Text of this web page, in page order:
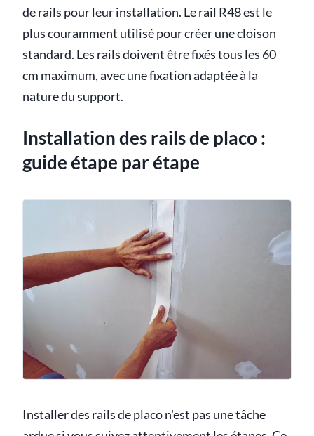
de rails pour leur installation. Le rail R48 est le
plus couramment utilisé pour créer une cloison
standard. Les rails doivent être fixés tous les 60
cm maximum, avec une fixation adaptée à la
nature du support.
Installation des rails de placo :
guide étape par étape
Installer des rails de placo n'est pas une tâche